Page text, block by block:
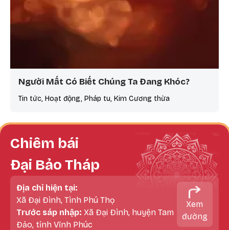
Người Mất Có Biết Chúng Ta Đang Khóc?
Tin tức, Hoạt động, Pháp tu, Kim Cương thừa
Chiêm bái
Đại Bảo Tháp
Địa chỉ hiện tại:
Xã Đại Đình, Tình Phú Thọ
Trước sáp nhập: Xã Đại Đình, huyện Tam
Đảo, tỉnh Vĩnh Phúc
Xem
đường